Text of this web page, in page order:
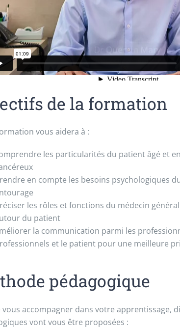
de la formation
vous aidera à :
les particularités du patient âgé et
en compte les besoins psychologiques
les rôles et fonctions du médecin
du patient
la communication parmi les
et le patient pour une meilleure
pédagogique
vous accompagner dans votre apprentissage,
vont vous être proposées :